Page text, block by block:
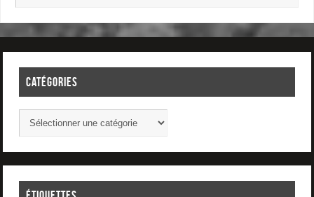
CATÉGORIES